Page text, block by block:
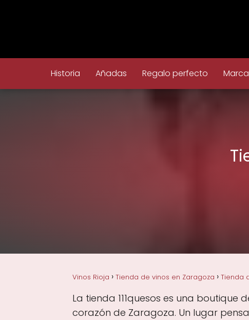
Historia Añadas Regalo perfecto
Vinos Rioja Tienda de vinos en Zaragoza Tienda
La tienda 111quesos es una boutique
corazón de Zaragoza. Un lugar